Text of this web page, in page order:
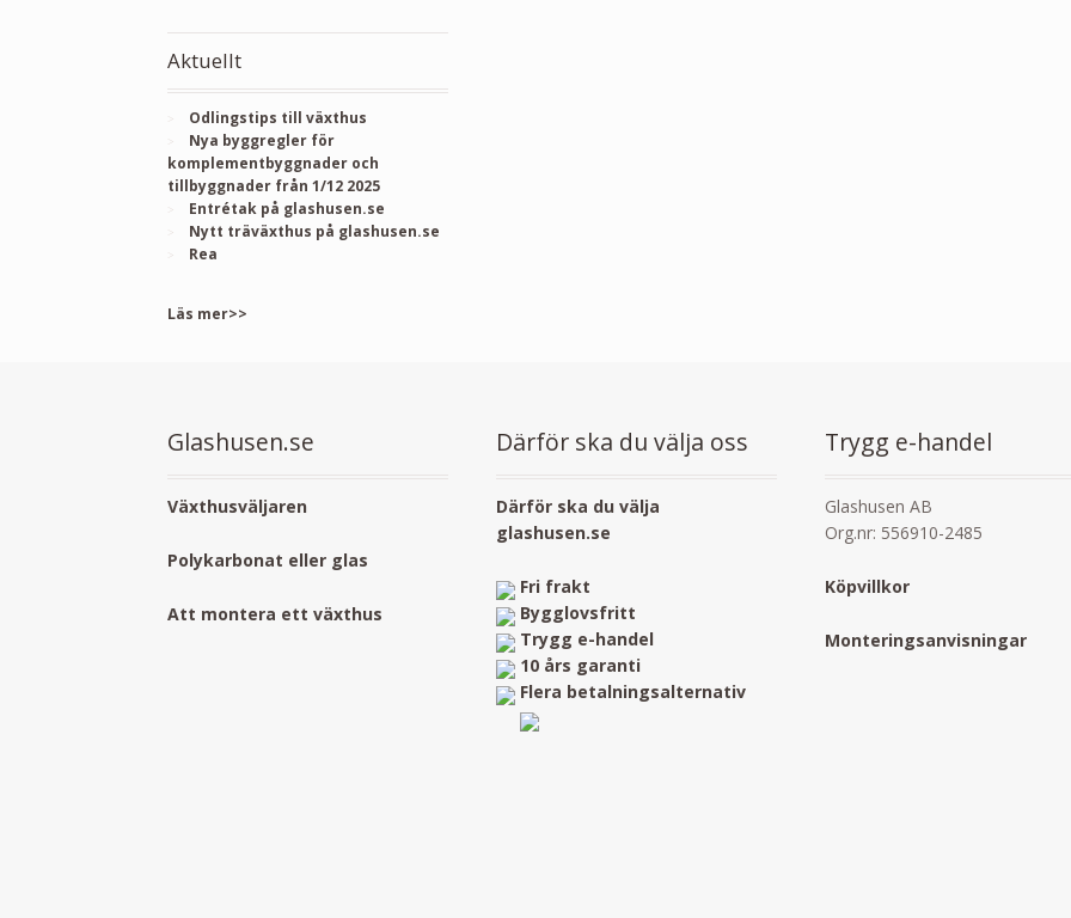
Aktuellt
Odlingstips till växthus
Nya byggregler för
komplementbyggnader och
tillbyggnader från 1/12 2025
Entrétak på glashusen.se
Nytt träväxthus på glashusen.se
Rea
Läs mer>>
Glashusen.se
Växthusväljaren
Polykarbonat eller glas
Att montera ett växthus
Därför ska du välja oss
Därför ska du välja
glashusen.se
Fri frakt
Bygglovsfritt
Trygg e-handel
10 års garanti
Flera betalningsalternativ
Trygg e-handel
Glashusen AB
Org.nr: 556910-2485
Köpvillkor
Monteringsanvisningar